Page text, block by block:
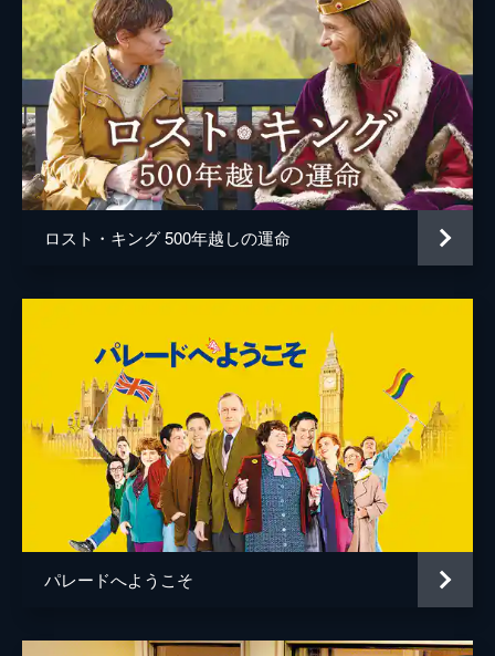
ロスト・キング 500年越しの運命
パレードへようこそ